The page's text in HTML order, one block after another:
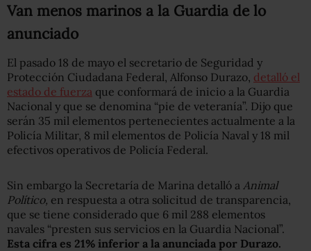
Van menos marinos a la Guardia de lo
anunciado
El pasado 18 de mayo el secretario de Seguridad y
Protección Ciudadana Federal, Alfonso Durazo, detalló el
estado de fuerza que conformará de inicio a la Guardia
Nacional y que se denomina “pie de veteranía”. Dijo que
serán 35 mil elementos pertenecientes actualmente a la
Policía Militar, 8 mil elementos de Policía Naval y 18 mil
efectivos operativos de Policía Federal.
Sin embargo la Secretaría de Marina detalló a Animal
Político, en respuesta a otra solicitud de transparencia,
que se tiene considerado que 6 mil 288 elementos
navales “presten sus servicios en la Guardia Nacional”.
Esta cifra es 21% inferior a la anunciada por Durazo.